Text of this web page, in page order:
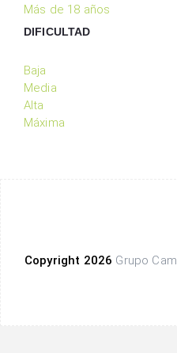
Más de 18 años
DIFICULTAD
Baja
Media
Alta
Máxima
Copyright 2026 Grupo